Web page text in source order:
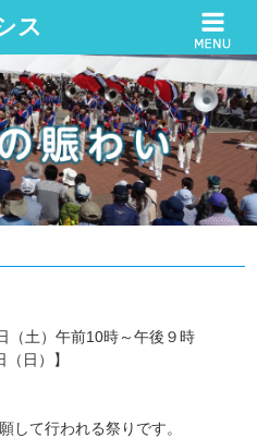
ス
（土）午前10時～午後９時
）】
て行われる祭りです。